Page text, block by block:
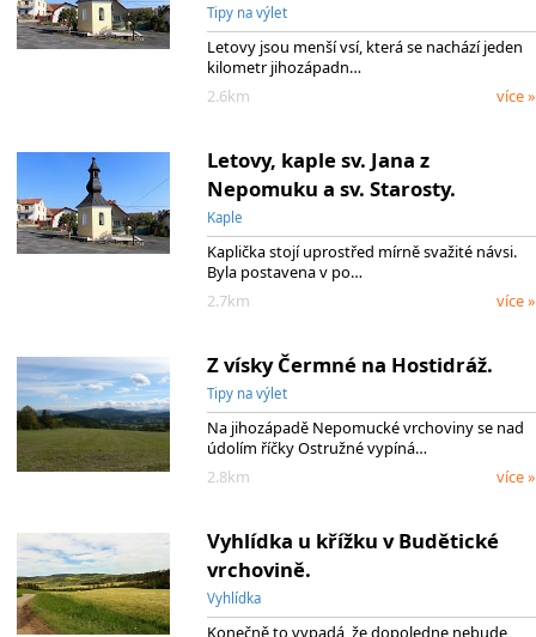
Tipy na výlet
Letovy jsou menší vsí, která se nachází jeden
kilometr jihozápadn…
2.6km
více »
Letovy, kaple sv. Jana z
Nepomuku a sv. Starosty.
Kaple
Kaplička stojí uprostřed mírně svažité návsi.
Byla postavena v po…
2.7km
více »
Z vísky Čermné na Hostidráž.
Tipy na výlet
Na jihozápadě Nepomucké vrchoviny se nad
údolím říčky Ostružné vypíná…
2.8km
více »
Vyhlídka u křížku v Budětické
vrchovině.
Vyhlídka
Konečně to vypadá, že dopoledne nebude